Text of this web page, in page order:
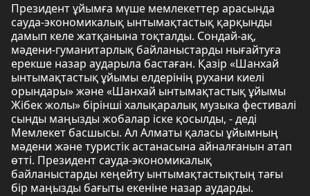
Президент ұйымға мүше мемлекеттер арасында
сауда-экономикалық ынтымақтастық қарқынды
дамып келе жатқанына тоқталды. Сондай-ақ,
мәдени-гуманитарлық байланыстарды нығайтуға
ерекше назар аударыла бастаған. Қазір «Шанхай
ынтымақтастық ұйымы елдерінің рухани киелі
орындары» және «Шанхай ынтымақтастық ұйымы
Жібек жолы» бірінші халықаралық музыка фестивалі
сынды маңызды жобалар іске қосылды, - деді
Мемлекет басшысы. Ал Алматы қаласы ұйымның
мәдени және туристік астанасына айналғанын атап
өтті. Президент сауда-экономикалық
байланыстарды кеңейту ынтымақтастықтың тағы
бір маңызды бағыты екеніне назар аударды.